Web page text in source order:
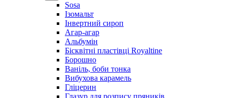
Sosa
Ізомальт
Інвертний сироп
Агар-агар
Альбумін
Бісквітні пластівці Royaltine
Борошно
Ваніль, боби тонка
Вибухова карамель
Гліцерин
Глазур для розпису пряників